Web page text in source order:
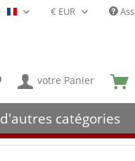
Français- FR
votre Panier
d'autres catégories